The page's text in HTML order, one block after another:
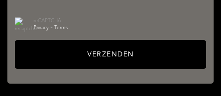
reCAPTCHA
Privacy • Terms
VERZENDEN